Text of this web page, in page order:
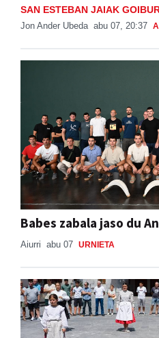
SAN ESTEBAN JAIAK
Jon Ander Ubeda abu 07, 20:37
Babes zabala jaso du
Aiurri abu 07 URNIETA